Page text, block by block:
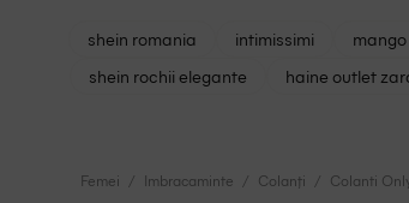
shein romania intimissimi
shein rochii elegante
haine outlet
Femei Imbracaminte Colanți Colanti